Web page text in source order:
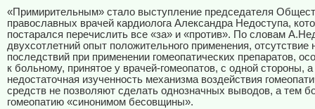
«Примирительным» стало выступление председателя
православных врачей кардиолога Александра Недоступа,
постарался перечислить все «за» и «против». По словам
двухсотлетний опыт положительного применения, отсутствие
последствий при применении гомеопатических препаратов,
к больному, принятое у врачей-гомеопатов, с одной стороны,
недостаточная изученность механизма воздействия
средств не позволяют сделать однозначных выводов, а тем
гомеопатию «синонимом бесовщины».